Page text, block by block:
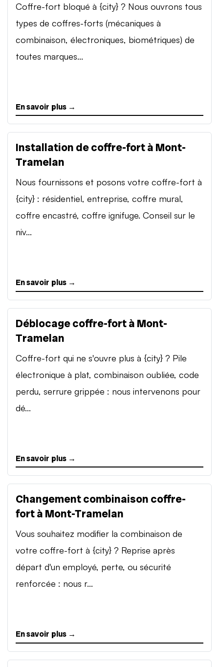
Coffre-fort bloqué à {city} ? Nous ouvrons tous
types de coffres-forts (mécaniques à
combinaison, électroniques, biométriques) de
toutes marques...
En savoir plus →
Installation de coffre-fort à Mont-
Tramelan
Nous fournissons et posons votre coffre-fort à
{city} : résidentiel, entreprise, coffre mural,
coffre encastré, coffre ignifuge. Conseil sur le
niv...
En savoir plus →
Déblocage coffre-fort à Mont-
Tramelan
Coffre-fort qui ne s'ouvre plus à {city} ? Pile
électronique à plat, combinaison oubliée, code
perdu, serrure grippée : nous intervenons pour
dé...
En savoir plus →
Changement combinaison coffre-
fort à Mont-Tramelan
Vous souhaitez modifier la combinaison de
votre coffre-fort à {city} ? Reprise après
départ d'un employé, perte, ou sécurité
renforcée : nous r...
En savoir plus →